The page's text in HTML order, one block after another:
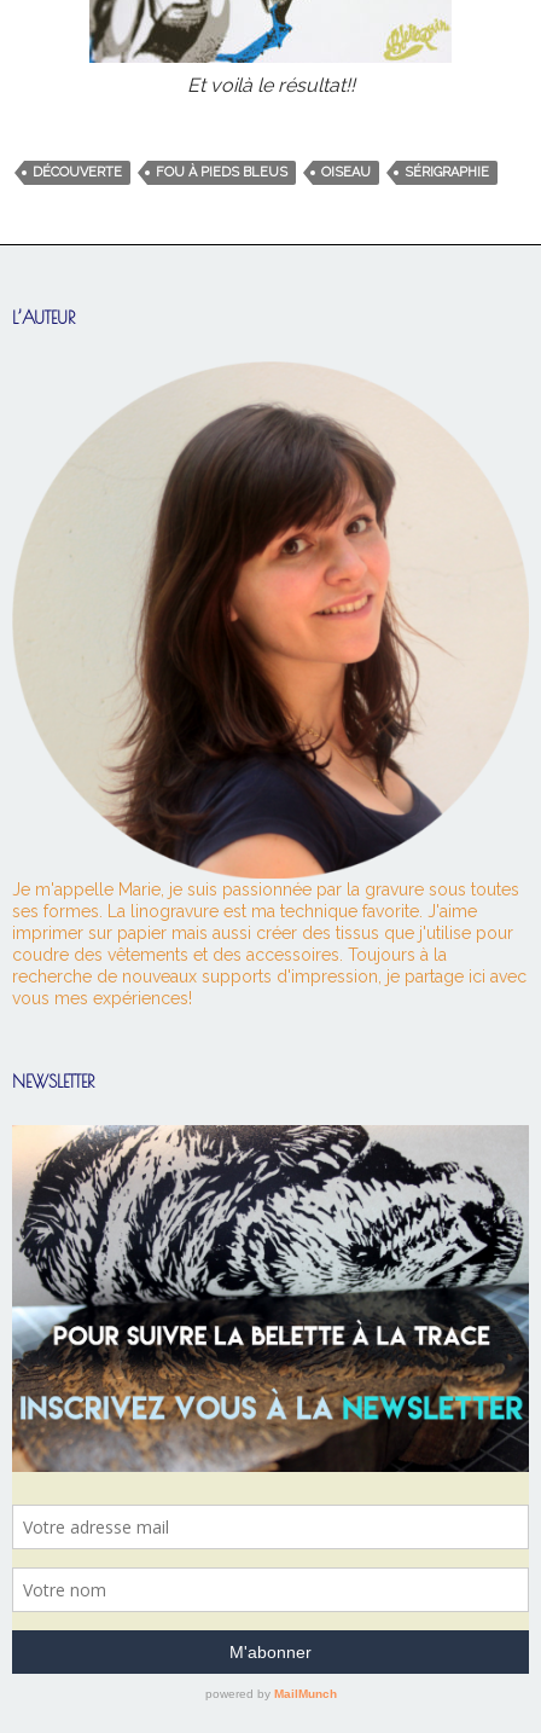
Et voilà le résultat!!
DÉCOUVERTE FOU À PIEDS BLEUS OISEAU SÉRIGRAPHIE
L’AUTEUR
Je m'appelle Marie, je suis passionnée par la gravure sous toutes
ses formes. La linogravure est ma technique favorite. J'aime
imprimer sur papier mais aussi créer des tissus que j'utilise pour
coudre des vêtements et des accessoires. Toujours à la
recherche de nouveaux supports d'impression, je partage ici avec
vous mes expériences!
NEWSLETTER